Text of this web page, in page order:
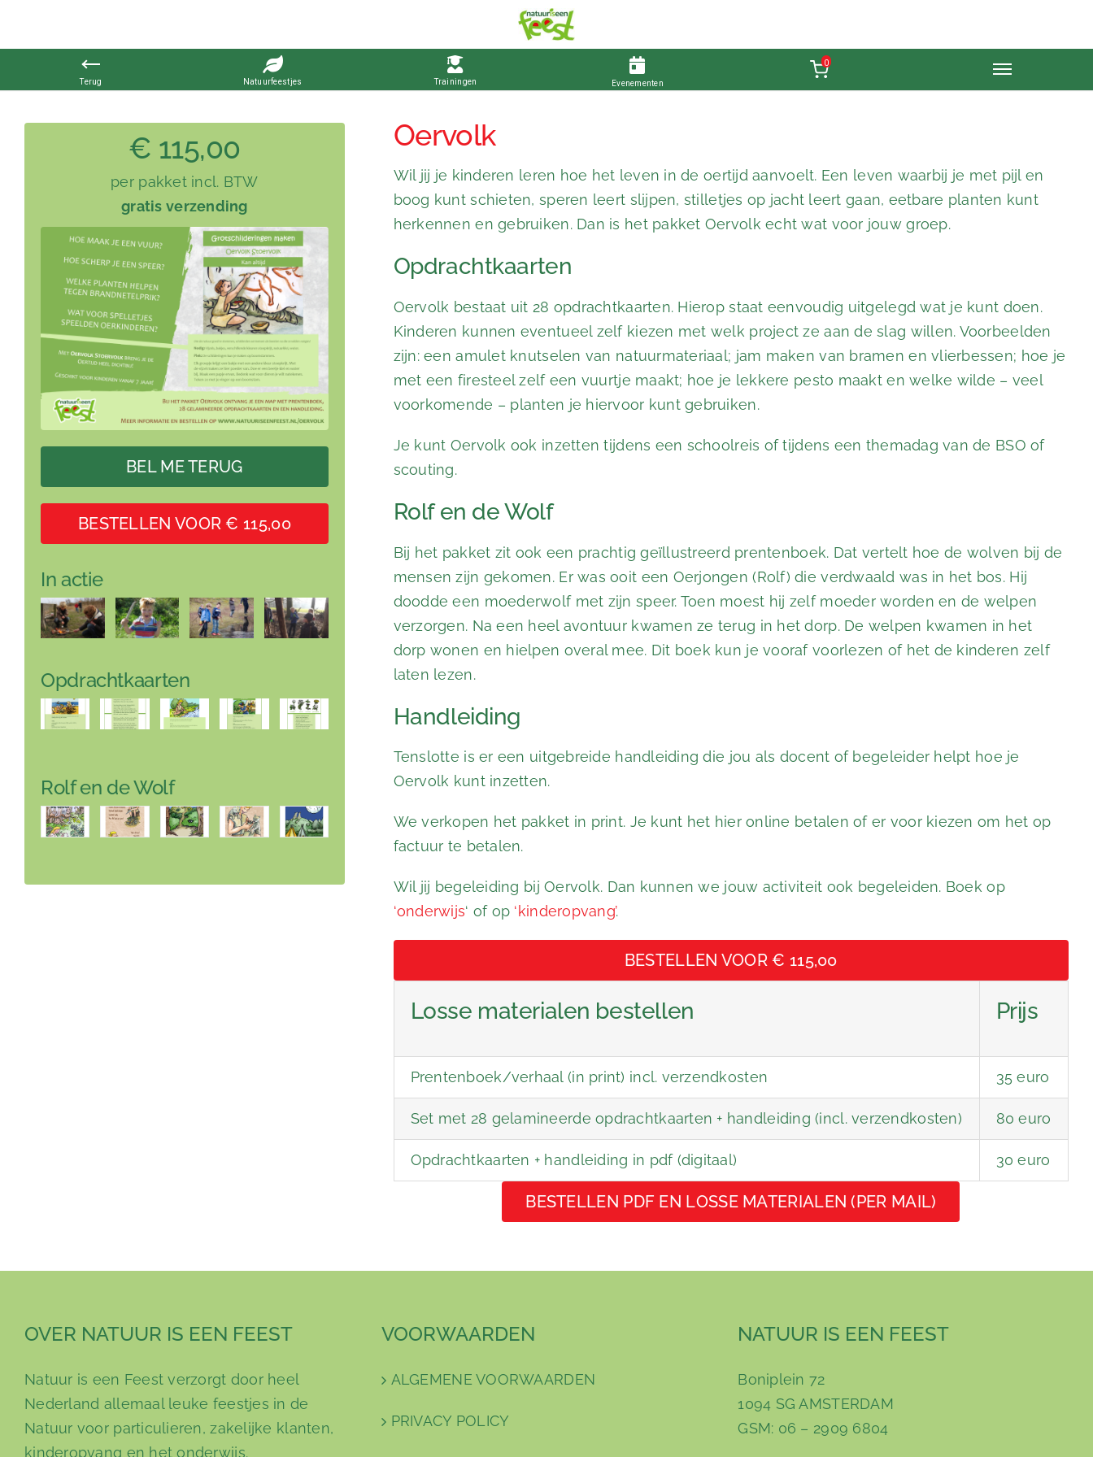
naar
€ 115,00
per pakket incl. BTW
gratis verzending
BEL ME TERUG
BESTELLEN VOOR € 115,00
In actie
Opdrachtkaarten
Rolf en de Wolf
Oervolk
Wil jij je kinderen leren hoe het leven in de oertijd aanvoelt. Een leven waarbij je met pijl en
boog kunt schieten, speren leert slijpen, stilletjes op jacht leert gaan, eetbare planten kunt
herkennen en gebruiken. Dan is het pakket Oervolk echt wat voor jouw groep.
Opdrachtkaarten
Oervolk bestaat uit 28 opdrachtkaarten. Hierop staat eenvoudig uitgelegd wat je kunt doen.
Kinderen kunnen eventueel zelf kiezen met welk project ze aan de slag willen. Voorbeelden
zijn: een amulet knutselen van natuurmateriaal; jam maken van bramen en vlierbessen; hoe je
met een firesteel zelf een vuurtje maakt; hoe je lekkere pesto maakt en welke wilde – veel
voorkomende – planten je hiervoor kunt gebruiken.
Je kunt Oervolk ook inzetten tijdens een schoolreis of tijdens een themadag van de BSO of
scouting.
Rolf en de Wolf
Bij het pakket zit ook een prachtig geïllustreerd prentenboek. Dat vertelt hoe de wolven bij de
mensen zijn gekomen. Er was ooit een Oerjongen (Rolf) die verdwaald was in het bos. Hij
doodde een moederwolf met zijn speer. Toen moest hij zelf moeder worden en de welpen
verzorgen. Na een heel avontuur kwamen ze terug in het dorp. De welpen kwamen in het
dorp wonen en hielpen overal mee. Dit boek kun je vooraf voorlezen of het de kinderen zelf
laten lezen.
Handleiding
Tenslotte is er een uitgebreide handleiding die jou als docent of begeleider helpt hoe je
Oervolk kunt inzetten.
We verkopen het pakket in print. Je kunt het hier online betalen of er voor kiezen om het op
factuur te betalen.
Wil jij begeleiding bij Oervolk. Dan kunnen we jouw activiteit ook begeleiden. Boek op
‘onderwijs‘ of op ‘kinderopvang’.
BESTELLEN VOOR € 115,00
Losse materialen bestellen Prijs
Prentenboek/verhaal (in print) incl. verzendkosten 35 euro
Set met 28 gelamineerde opdrachtkaarten + handleiding (incl. verzendkosten) 80 euro
Opdrachtkaarten + handleiding in pdf (digitaal) 30 euro
BESTELLEN PDF EN LOSSE MATERIALEN (PER MAIL)
OVER NATUUR IS EEN FEEST
Natuur is een Feest verzorgt door heel
Nederland allemaal leuke feestjes in de
Natuur voor particulieren, zakelijke klanten,
kinderopvang en het onderwijs.
VOORWAARDEN
ALGEMENE VOORWAARDEN
PRIVACY POLICY
NATUUR IS EEN FEEST
Boniplein 72
1094 SG AMSTERDAM
GSM: 06 – 2909 6804
0